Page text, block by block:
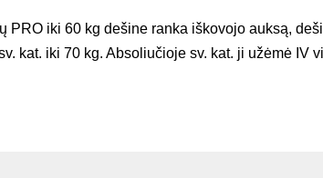
PRO iki 60 kg dešine ranka iškovojo auksą,
kat. iki 70 kg. Absoliučioje sv. kat. ji užėmė IV